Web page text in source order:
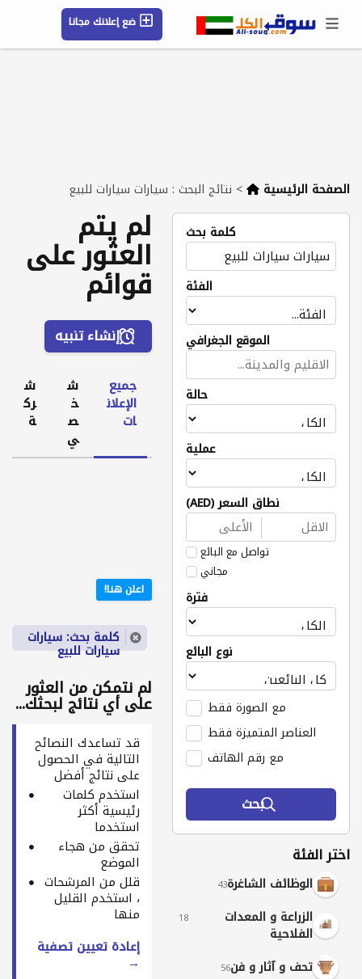
ضع إعلانك مجانا
حسابي / تسجيل
الصفحة الرئيسية > نتائج البحث : سيارات سيارات للبيع
كلمة بحث
الفئة
الموقع الجغرافي
حالة
عملية
نطاق السعر (AED)
تواصل مع البائع
مجاني
فترة
نوع البائع
مع الصورة فقط
العناصر المتميزة فقط
مع رقم الهاتف
بحث
اختر الفئة
الوظائف الشاغرة43
الزراعة و المعدات
الفلاحية
18
تحف و آثار و فن56
لم يتم
العثور على
قوائم
إنشاء تنبيه
جميع
الإعلان
ات
ش
خ
ص
ي
ش
رك
ة
اعلن هنا!
كلمة بحث: سيارات
سيارات للبيع
لم نتمكن من العثور
على أي نتائج لبحثك...
قد تساعدك النصائح
التالية في الحصول
على نتائج أفضل
استخدم كلمات
رئيسية أكثر
استخدما
تحقق من هجاء
الموضع
قلل من المرشحات
، استخدم القليل
منها
إعادة تعيين تصفية
→